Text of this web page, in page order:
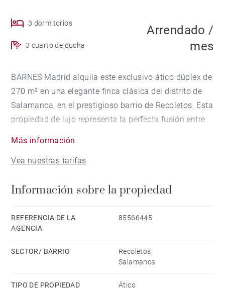
3 dormitorios
3 cuarto de ducha
Arrendado /
mes
BARNES Madrid alquila este exclusivo ático dúplex de
270 m² en una elegante finca clásica del distrito de
Salamanca, en el prestigioso barrio de Recoletos. Esta
propiedad de lujo representa la perfecta fusión entre
zonas más codiciadas de Madrid.
Los suelos de madera natural, las amplias cristaleras
de luminosidad, amplitud y confort en cada estancia.
Este ático dúplex, disponible sin amueblar, permite al
inquilino personalizar el espacio a su gusto,
adaptándolo a su estilo de vida y necesidades.
Más información
Vea nuestras tarifas
Información sobre la propiedad
REFERENCIA DE LA
AGENCIA
85566445
SECTOR/ BARRIO
Recoletos
Salamanca
TIPO DE PROPIEDAD Ático